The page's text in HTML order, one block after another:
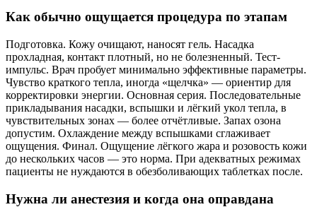
Как обычно ощущается процедура по этапам
Подготовка. Кожу очищают, наносят гель. Насадка
прохладная, контакт плотный, но не болезненный. Тест-
импульс. Врач пробует минимально эффективные параметры.
Чувство краткого тепла, иногда «щелчка» — ориентир для
корректировки энергии. Основная серия. Последовательные
прикладывания насадки, вспышки и лёгкий укол тепла, в
чувствительных зонах — более отчётливые. Запах озона
допустим. Охлаждение между вспышками сглаживает
ощущения. Финал. Ощущение лёгкого жара и розовость кожи
до нескольких часов — это норма. При адекватных режимах
пациенты не нуждаются в обезболивающих таблетках после.
Нужна ли анестезия и когда она оправдана